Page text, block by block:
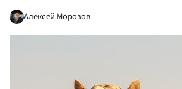
Алексей Морозов